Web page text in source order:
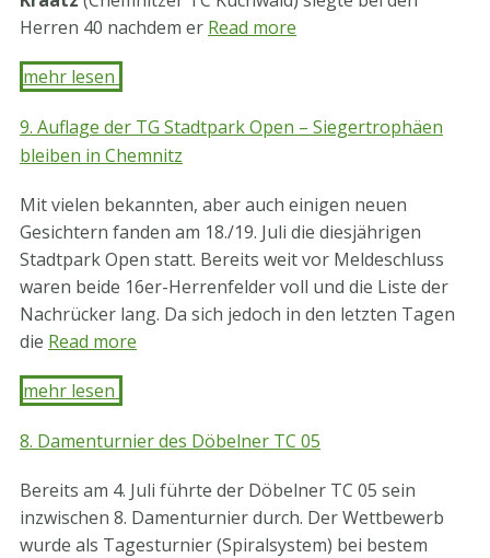
Herren 40 nachdem er Read more
mehr lesen ​
9. Auflage der TG Stadtpark Open – Siegertrophäen
bleiben in Chemnitz
Mit vielen bekannten, aber auch einigen neuen
Gesichtern fanden am 18./19. Juli die diesjährigen
Stadtpark Open statt. Bereits weit vor Meldeschluss
waren beide 16er-Herrenfelder voll und die Liste der
Nachrücker lang. Da sich jedoch in den letzten Tagen
die Read more
mehr lesen ​
8. Damenturnier des Döbelner TC 05
Bereits am 4. Juli führte der Döbelner TC 05 sein
inzwischen 8. Damenturnier durch. Der Wettbewerb
wurde als Tagesturnier (Spiralsystem) bei bestem